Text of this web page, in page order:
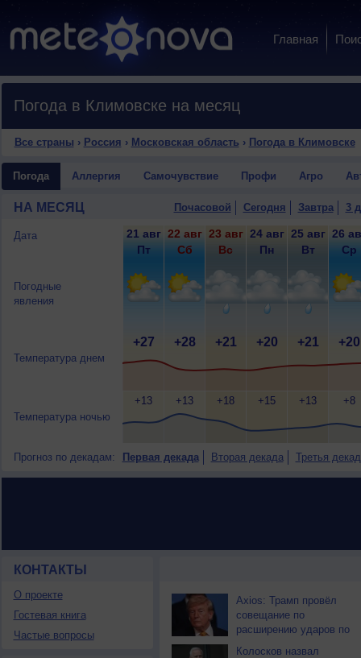
Главная
Погода в Климовске на месяц
Все страны › Россия › Московская область › Погода в Климовске
Погода Аллергия Самочувствие Профи Агро
НА МЕСЯЦ Почасовой Сегодня Завтра 3
Дата
Погодные
явления
Температура днем
Температура ночью
21 авг
Пт
+27
+13
22 авг
Сб
+28
+13
23 авг
Вс
+21
+18
24 авг
Пн
+20
+15
25 авг
Вт
+21
+13
26
Ср
+20
+8
Прогноз по декадам: Первая декада Вторая декада Третья
КОНТАКТЫ
О проекте
Гостевая книга
Частые вопросы
НОВОСТИ ПАРТНЕРОВ
Axios: Трамп провёл
совещание по
расширению ударов по
Ирану
Колосков назвал